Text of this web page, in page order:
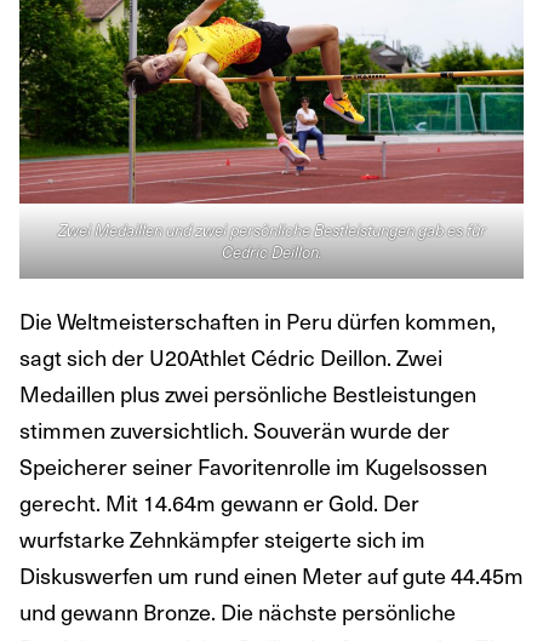
Zwei Medaillen und zwei persönliche Bestleistungen gab es für
Cedric Deillon.
Die Weltmeisterschaften in Peru dürfen kommen,
sagt sich der U20Athlet Cédric Deillon. Zwei
Medaillen plus zwei persönliche Bestleistungen
stimmen zuversichtlich. Souverän wurde der
Speicherer seiner Favoritenrolle im Kugelsossen
gerecht. Mit 14.64m gewann er Gold. Der
wurfstarke Zehnkämpfer steigerte sich im
Diskuswerfen um rund einen Meter auf gute 44.45m
und gewann Bronze. Die nächste persönliche